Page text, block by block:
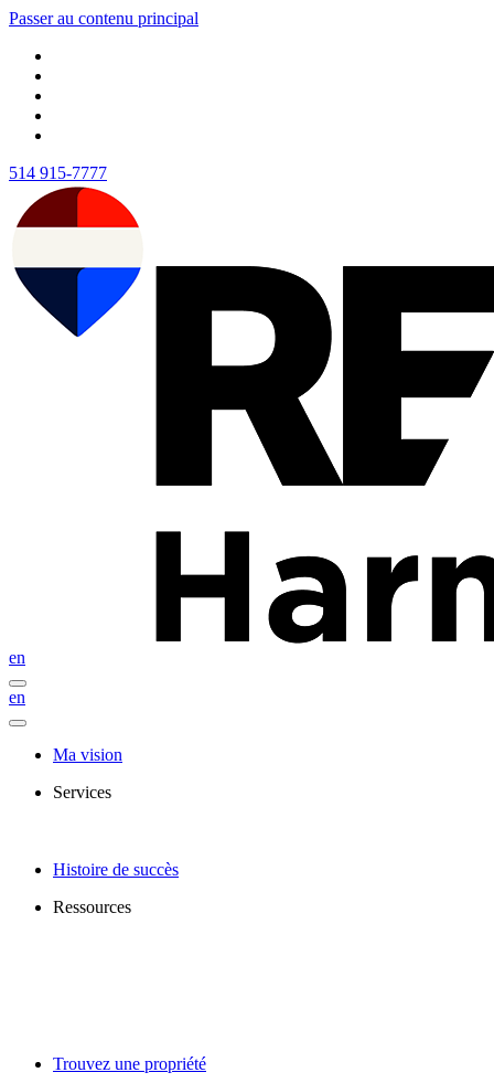
Passer au contenu principal
514 915-7777
en
en
Ma vision
Services
Histoire de succès
Ressources
Trouvez une propriété